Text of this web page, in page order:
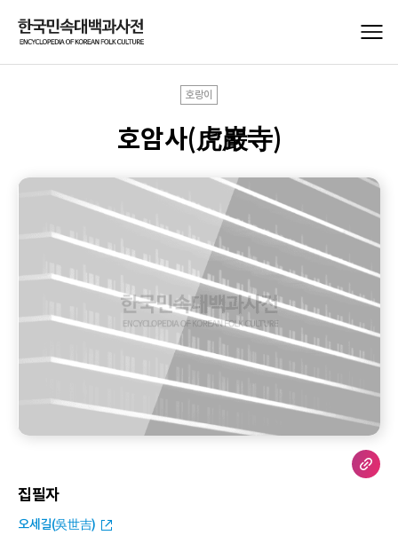
호랑이
호암사(虎巖寺)
집필자
오세길(吳世吉)